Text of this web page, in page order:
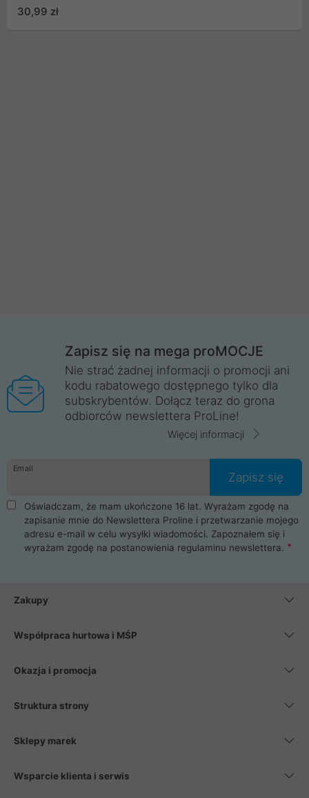
30,99 zł
Zapisz się na mega proMOCJE
Nie strać żadnej informacji o promocji ani
kodu rabatowego dostępnego tylko dla
subskrybentów. Dołącz teraz do grona
odbiorców newslettera ProLine!
Więcej informacji
Email
Zapisz się
Oświadczam, że mam ukończone 16 lat. Wyrażam zgodę na
zapisanie mnie do Newslettera Proline i przetwarzanie mojego
adresu e-mail w celu wysyłki wiadomości. Zapoznałem się i
wyrażam zgodę na postanowienia regulaminu newslettera.
Zakupy
Współpraca hurtowa i MŚP
Okazja i promocja
Struktura strony
Sklepy marek
Wsparcie klienta i serwis